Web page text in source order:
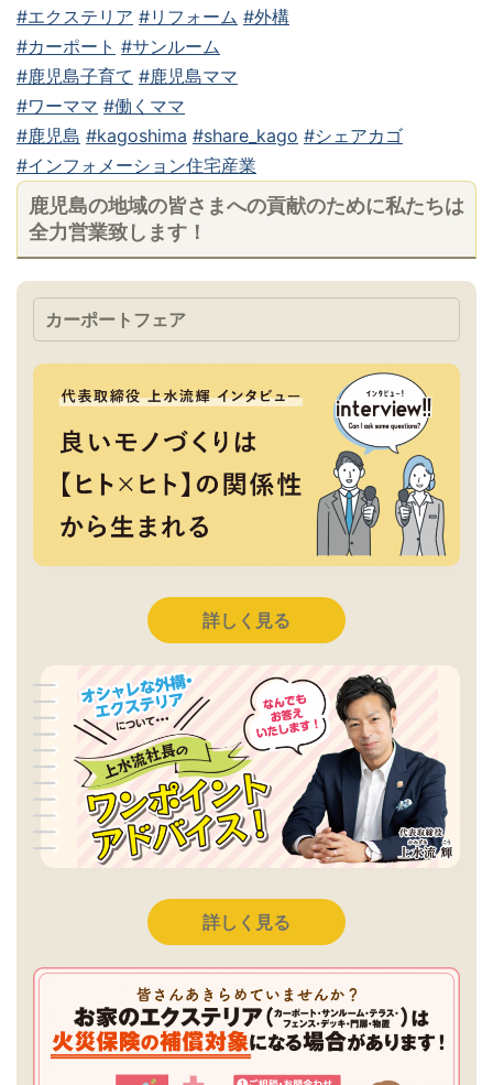
#エクステリア #リフォーム #外構
#カーポート #サンルーム
#鹿児島子育て #鹿児島ママ
#ワーママ #働くママ
#鹿児島 #kagoshima #share_kago #シェアカゴ
#インフォメーション住宅産業
鹿児島の地域の皆さまへの貢献のために私たちは
全力営業致します！
カーポートフェア
詳しく見る
詳しく見る